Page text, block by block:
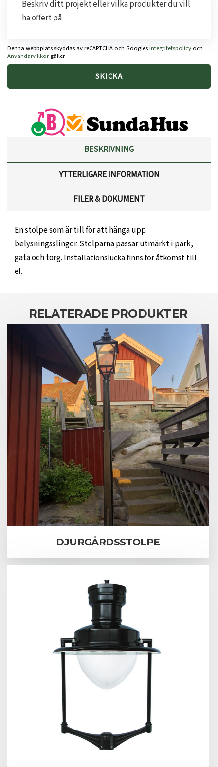
Denna webbplats skyddas av reCAPTCHA och GooglesIntegritetspolicy och
Användarvillkorgäller.
BESKRIVNING
YTTERLIGARE INFORMATION
FILER & DOKUMENT
En stolpe som är till för att hänga upp
belysningsslingor. Stolparna passar utmärkt i park,
gata och torg. Installationslucka finns för åtkomst till
el.
RELATERADE PRODUKTER
DJURGÅRDSSTOLPE